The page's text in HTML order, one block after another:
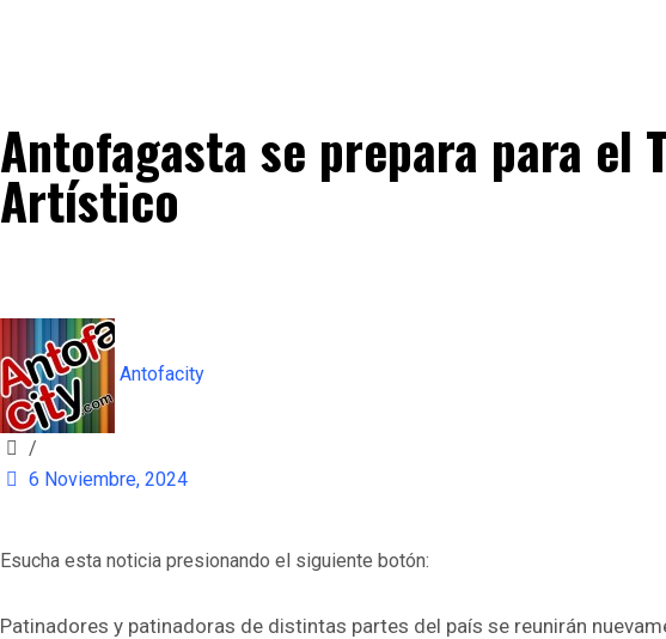
Antofagasta se prepara para el
Artístico
Antofacity
/
6 Noviembre, 2024
Esucha esta noticia presionando el siguiente botón:
Patinadores y patinadoras de distintas partes del país se reunirán